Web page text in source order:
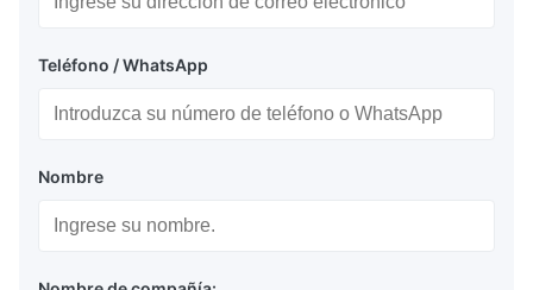
Teléfono / WhatsApp
Nombre